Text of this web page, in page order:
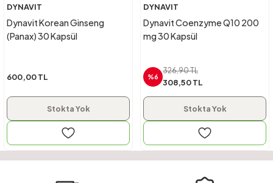
DYNAVIT
Dynavit Korean Ginseng
(Panax) 30 Kapsül
600,00 TL
Stokta Yok
DYNAVIT
Dynavit Coenzyme Q10 200
mg 30 Kapsül
%6
326,90 TL
308,50 TL
Stokta Yok